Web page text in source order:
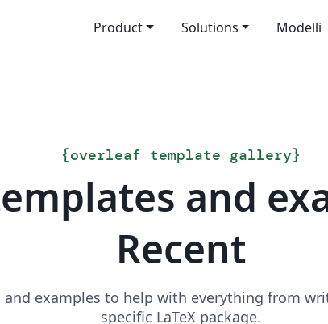
Product Solutions Modelli
{overleaf template gallery}
and
Recent
and examples to help with everything from
specific LaTeX package.